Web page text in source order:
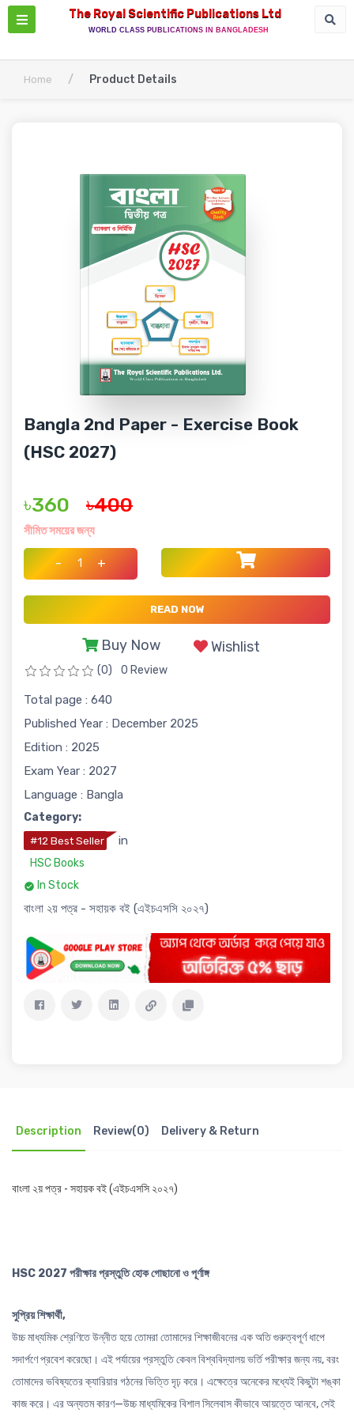
The Royal Scientific Publications Ltd
WORLD CLASS PUBLICATIONS IN BANGLADESH
Home / Product Details
Bangla 2nd Paper - Exercise Book
(HSC 2027)
৳360 ৳400
সীমিত সময়ের জন্য
- +
READ NOW
Buy Now Wishlist
(0) 0 Review
Total page : 640
Published Year : December 2025
Edition : 2025
Exam Year : 2027
Language : Bangla
Category:
#12 Best Seller in
HSC Books
In Stock
বাংলা ২য় পত্র - সহায়ক বই (এইচএসসি ২০২৭)
Description Review(0) Delivery & Return
বাংলা ২য় পত্র - সহায়ক বই (এইচএসসি ২০২৭)
HSC 2027 পরীক্ষার প্রস্তুতি হোক গোছানো ও পূর্ণাঙ্গ
সুপ্রিয় শিক্ষার্থী,
উচ্চ মাধ্যমিক শ্রেণিতে উন্নীত হয়ে তোমরা তোমাদের শিক্ষাজীবনের এক অতি গুরুত্বপূর্ণ ধাপে
সদার্পণে প্রবেশ করেছো। এই পর্যায়ের প্রস্তুতি কেবল বিশ্ববিদ্যালয় ভর্তি পরীক্ষার জন্য নয়, বরং
তোমাদের ভবিষ্যতের ক্যারিয়ার গঠনের ভিত্তি দৃঢ় করে। এক্ষেত্রে অনেকের মধ্যেই কিছুটা শঙ্কা
কাজ করে। এর অন্যতম কারণ—উচ্চ মাধ্যমিকের বিশাল সিলেবাস কীভাবে আয়ত্তে আনবে, সেই